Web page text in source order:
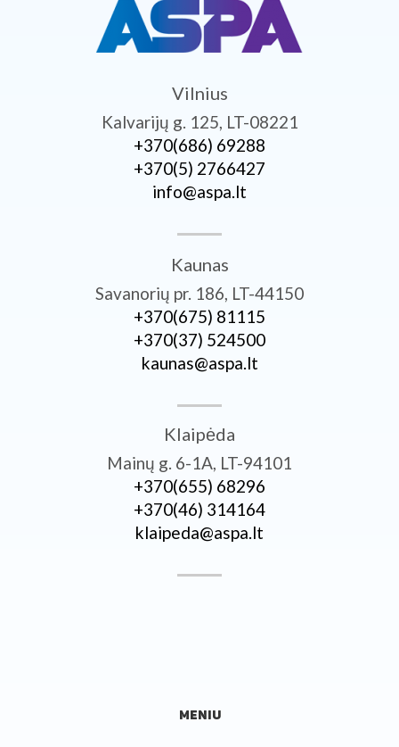
Vilnius
Kalvarijų g. 125, LT-08221
+370­(686) 69288
+370­(5) 2766427
info@aspa.lt
Kaunas
Savanorių pr. 186, LT-44150
+370­(675) 81115
+370­(37) 524500
kaunas@aspa.lt
Klaipėda
Mainų g. 6-1A, LT-94101
+370­(655) 68296
+370­(46) 314164
klaipeda@aspa.lt
MENIU